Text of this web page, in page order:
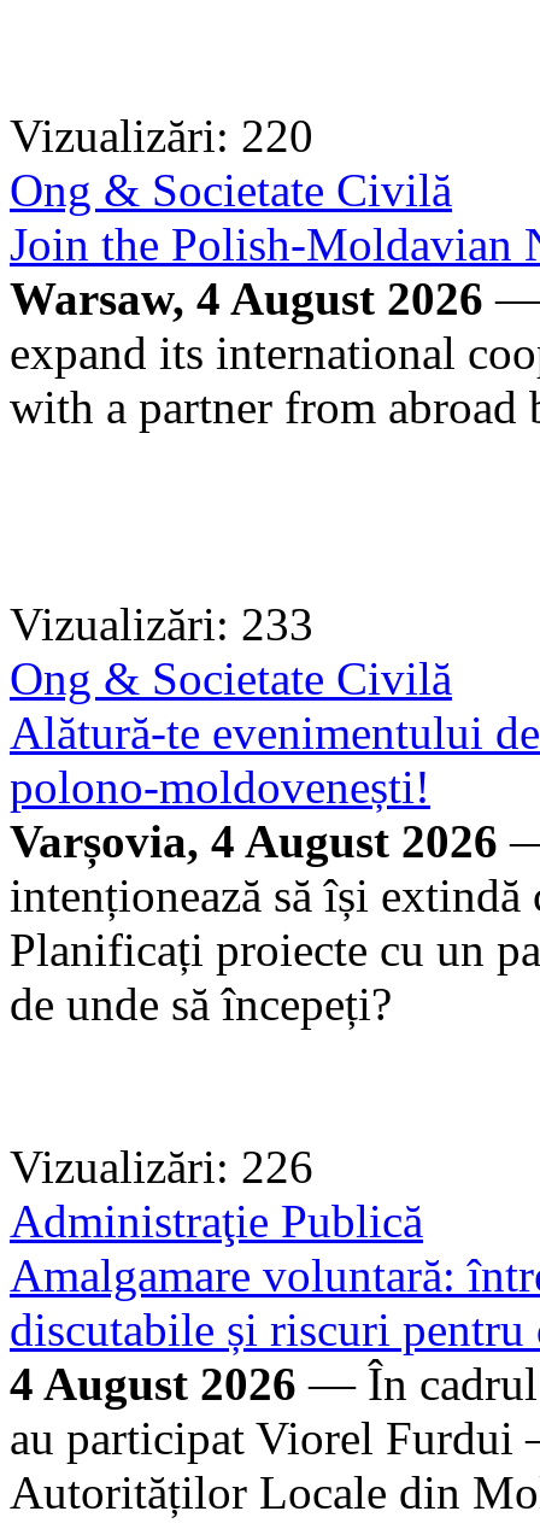
Vizualizări: 220
Ong & Societate Civilă
Join the Polish-Moldavian
Warsaw, 4 August 2026 —
expand its international
with a partner from abroad
Vizualizări: 233
Ong & Societate Civilă
Alătură-te evenimentului
polono-moldovenești!
Varșovia, 4 August 2026
intenționează să își extindă
Planificați proiecte cu un
de unde să începeți?
Vizualizări: 226
Administraţie Publică
Amalgamare voluntară:
discutabile și riscuri pentru
4 August 2026 — În cadrul
au participat Viorel Furdui
Autorităților Locale din